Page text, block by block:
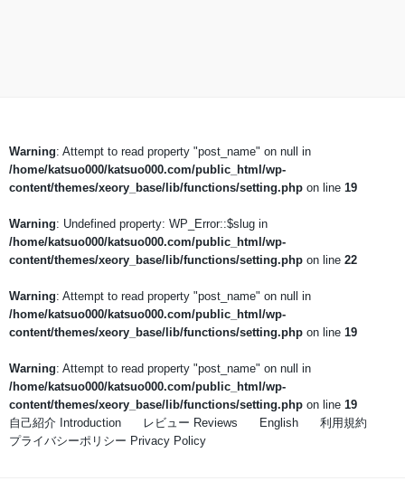
Warning: Attempt to read property "post_name" on null in
/home/katsuo000/katsuo000.com/public_html/wp-
content/themes/xeory_base/lib/functions/setting.php on line 19
Warning: Undefined property: WP_Error::$slug in
/home/katsuo000/katsuo000.com/public_html/wp-
content/themes/xeory_base/lib/functions/setting.php on line 22
Warning: Attempt to read property "post_name" on null in
/home/katsuo000/katsuo000.com/public_html/wp-
content/themes/xeory_base/lib/functions/setting.php on line 19
Warning: Attempt to read property "post_name" on null in
/home/katsuo000/katsuo000.com/public_html/wp-
content/themes/xeory_base/lib/functions/setting.php on line 19
自己紹介 Introduction
レビュー Reviews English
利用規約
プライバシーポリシー Privacy Policy